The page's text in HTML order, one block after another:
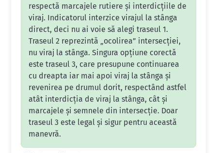
respectă marcajele rutiere și interdicțiile de
viraj. Indicatorul interzice virajul la stânga
direct, deci nu ai voie să alegi traseul 1.
Traseul 2 reprezintă „ocolirea” intersecției,
nu viraj la stânga. Singura opțiune corectă
este traseul 3, care presupune continuarea
cu dreapta iar mai apoi viraj la stânga și
revenirea pe drumul dorit, respectând astfel
atât interdicția de viraj la stânga, cât și
marcajele și semnele din intersecție. Doar
traseul 3 este legal și sigur pentru această
manevră.